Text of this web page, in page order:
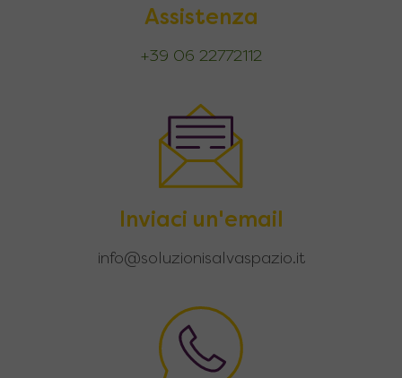
Assistenza
+39 06 22772112
Inviaci un'email
info@soluzionisalvaspazio.it